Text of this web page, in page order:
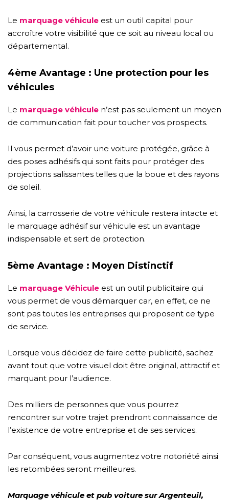
Le marquage véhicule est un outil capital pour
accroître votre visibilité que ce soit au niveau local ou
départemental.
4ème Avantage : Une protection pour les
véhicules
Le marquage véhicule n’est pas seulement un moyen
de communication fait pour toucher vos prospects.
Il vous permet d’avoir une voiture protégée, grâce à
des poses adhésifs qui sont faits pour protéger des
projections salissantes telles que la boue et des rayons
de soleil.
Ainsi, la carrosserie de votre véhicule restera intacte et
le marquage adhésif sur véhicule est un avantage
indispensable et sert de protection.
5ème Avantage : Moyen Distinctif
Le marquage Véhicule est un outil publicitaire qui
vous permet de vous démarquer car, en effet, ce ne
sont pas toutes les entreprises qui proposent ce type
de service.
Lorsque vous décidez de faire cette publicité, sachez
avant tout que votre visuel doit être original, attractif et
marquant pour l’audience.
Des milliers de personnes que vous pourrez
rencontrer sur votre trajet prendront connaissance de
l’existence de votre entreprise et de ses services.
Par conséquent, vous augmentez votre notoriété ainsi
les retombées seront meilleures.
Marquage véhicule et pub voiture sur Argenteuil,